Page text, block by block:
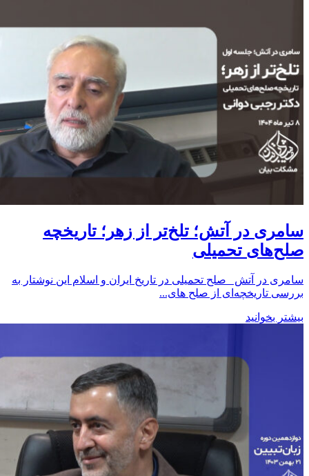
سامری در آتش؛ تلخ‌تر از زهر؛ تاریخچه
صلح‌های تحمیلی
سامری در آتش صلح تحمیلی در تاریخ ایران و اسلام این نوشتار به
بررسی تاریخچه‌ای از صلح‌ های...
بیشتر بخوانید